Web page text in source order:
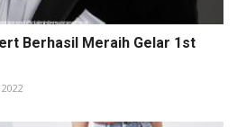
Berhasil Meraih Gelar 1st